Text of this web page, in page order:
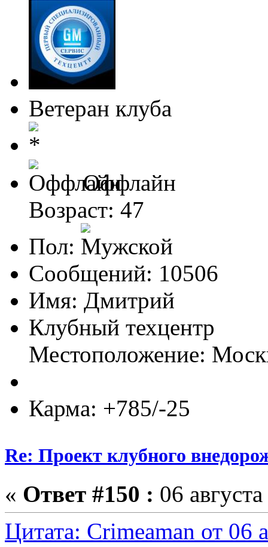
Ветеран клуба
Оффлайн
Возраст: 47
Пол:
Сообщений: 10506
Имя: Дмитрий
Клубный техцентр
Местоположение:
Карма: +785/-25
Re: Проект клубного
« Ответ #150 : 06
Цитата: Crimeaman от 06